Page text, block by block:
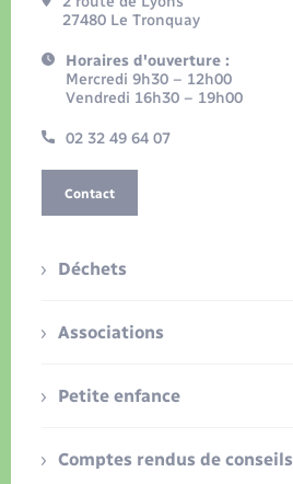
27480 Le Tronquay
Horaires d'ouverture :
Mercredi 9h30 – 12h00
Vendredi 16h30 – 19h00
02 32 49 64 07
Contact
Déchets
Associations
Petite enfance
Comptes rendus de conseils